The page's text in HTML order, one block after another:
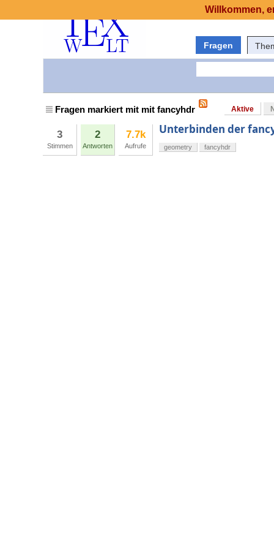
Fragen
Fragen markiert mit mit fancyhdr Aktive
3
Stimmen
2
Antworten
7.7k
Aufrufe
Unterbinden der
geometry fancyhdr
Willkommen,